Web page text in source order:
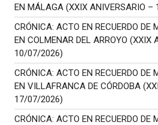
EN MÁLAGA (XXIX ANIVERSARIO
CRÓNICA: ACTO EN RECUERDO DE
EN COLMENAR DEL ARROYO (XXIX
10/07/2026)
CRÓNICA: ACTO EN RECUERDO DE
EN VILLAFRANCA DE CÓRDOBA
17/07/2026)
CRÓNICA: ACTO EN RECUERDO DE